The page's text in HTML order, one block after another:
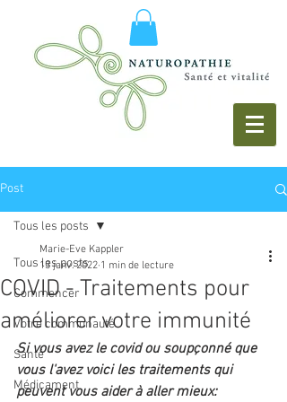
Post
Tous les posts
Commencer
Votre communauté
Santé
Médicament
Tous les posts
COVID - Traitements pour
améliorer votre immunité
Marie-Eve Kappler
13 janv. 2022 1 min de lecture
Si vous avez le covid ou soupçonné que
vous l'avez voici les traitements qui
peuvent vous aider à aller mieux: